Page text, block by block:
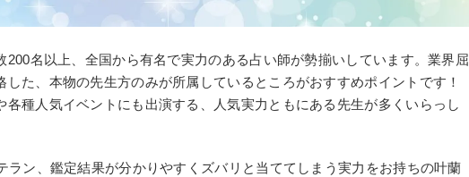
200名以上、全国から有名で実力のある占い師が勢揃いしています。業界屈
た、本物の先生方のみが所属しているところがおすすめポイントです！
各種人気イベントにも出演する、人気実力ともにある先生が多くいらっし
ラン、鑑定結果が分かりやすくズバリと当ててしまう実力をお持ちの叶蘭